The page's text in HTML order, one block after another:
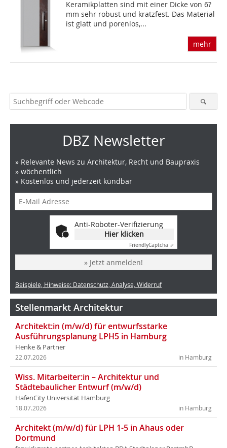
Keramikplatten sind mit einer Dicke von 6?
mm sehr robust und kratzfest. Das Material
ist glatt und porenlos,...
mehr
DBZ Newsletter
» Relevante News zu Architektur, Recht und Baupraxis
» wöchentlich
» Kostenlos und jederzeit kündbar
Anti-Roboter-Verifizierung
Hier klicken
FriendlyCaptcha ⇗
» Jetzt anmelden!
Beispiele, Hinweise: Datenschutz, Analyse, Widerruf
Stellenmarkt Architektur
Architekt:in (m/w/d) für entwurfsstarke
Ausführungsplanung LPH5 in Hamburg
Henke & Partner
in Hamburg
22.07.2026
Wiss. Mitarbeiter:in – Architektur und
Städtebaulicher Entwurf (m/w/d)
HafenCity Universität Hamburg
in Hamburg
18.07.2026
Architekt (m/w/d) für LPH 1-5 in Ahaus oder
Dortmund